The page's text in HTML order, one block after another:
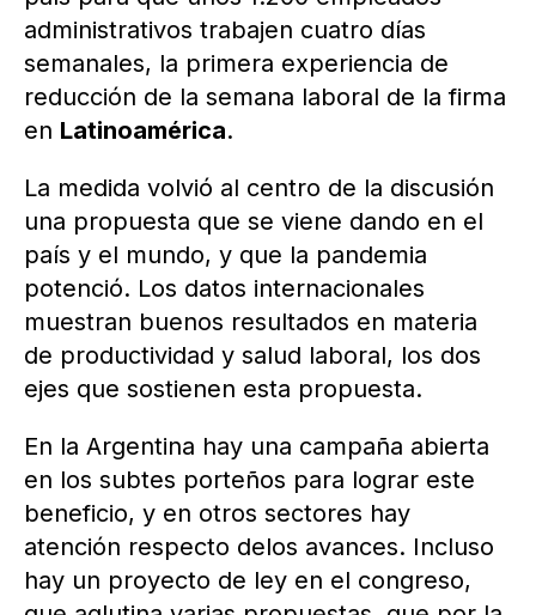
administrativos trabajen cuatro días
semanales, la primera experiencia de
reducción de la semana laboral de la firma
en Latinoamérica.
La medida volvió al centro de la discusión
una propuesta que se viene dando en el
país y el mundo, y que la pandemia
potenció. Los datos internacionales
muestran buenos resultados en materia
de productividad y salud laboral, los dos
ejes que sostienen esta propuesta.
En la Argentina hay una campaña abierta
en los subtes porteños para lograr este
beneficio, y en otros sectores hay
atención respecto delos avances. Incluso
hay un proyecto de ley en el congreso,